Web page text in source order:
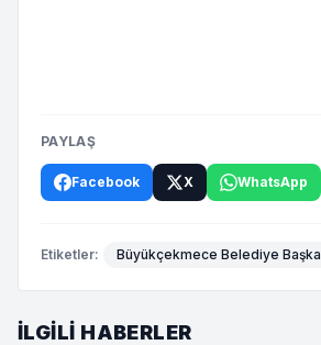
PAYLAŞ
Facebook X WhatsApp
Etiketler: Büyükçekmece Belediye
İLGILI HABERLER